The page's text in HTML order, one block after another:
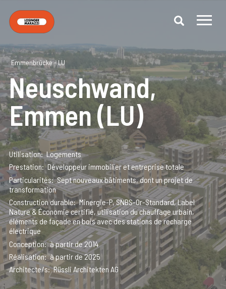
Emmenbrücke - LU
Neuschwand,
Emmen (LU)
Utilisation Logements
Prestation
Développeur immobilier et entreprise totale
Particularités Sept nouveaux bâtiments, dont un projet de
transformation
Construction durable Minergie-P, SNBS-Or-Standard, Label
Nature & Économie certifié, utilisation du chauffage urbain,
éléments de façade en bois avec des stations de recharge
électrique
Conception à partir de 2014
Réalisation à partir de 2025
Architecte/s Rüssli Architekten AG